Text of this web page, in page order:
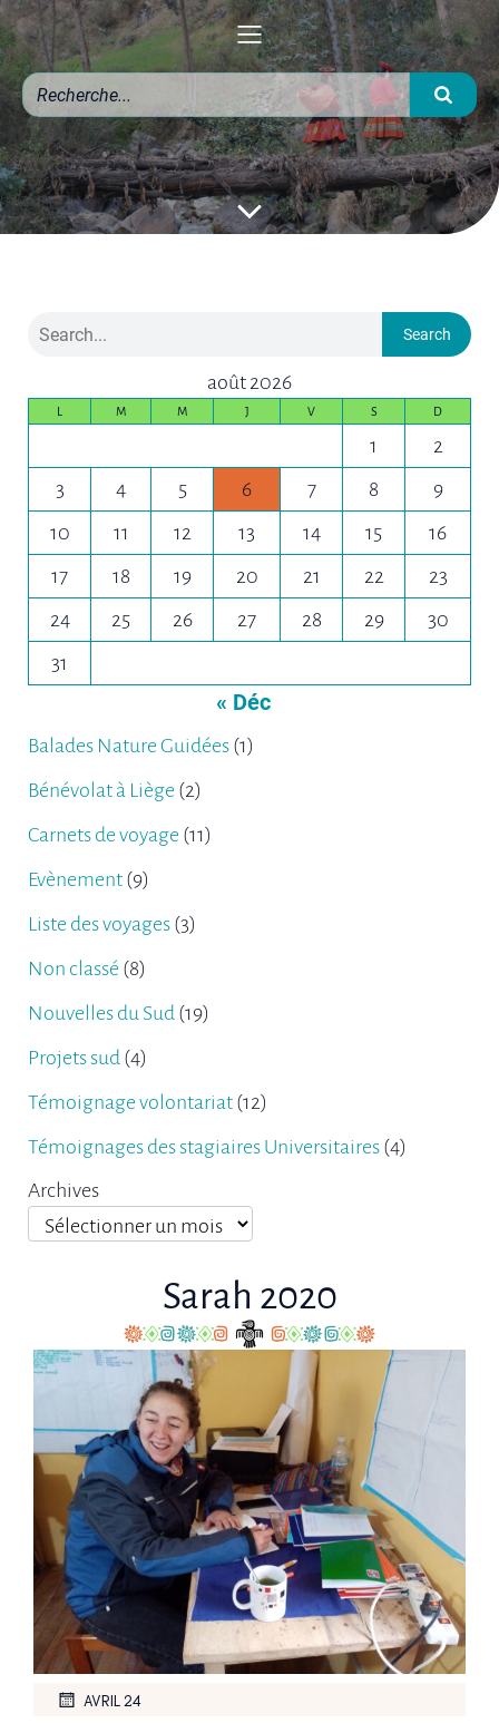
Search
août 2026
L M M J V S D
1
2
3
4 5 6 7 8
9
10
11 12 13 14 15
16
17
18 19 20 21 22
23
24
25 26 27 28 29
30
31
« Déc
Balades Nature Guidées (1)
Bénévolat à Liège (2)
Carnets de voyage (11)
Evènement (9)
Liste des voyages (3)
Non classé (8)
Nouvelles du Sud (19)
Projets sud (4)
Témoignage volontariat (12)
Témoignages des stagiaires Universitaires (4)
Archives
Sarah 2020
AVRIL 24